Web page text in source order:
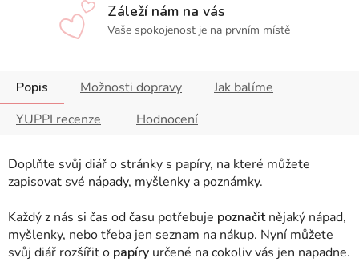
Záleží nám na vás
Vaše spokojenost je na prvním místě
Popis Možnosti dopravy
Jak balíme
YUPPI recenze
Hodnocení
Doplňte svůj diář o stránky s papíry, na které můžete
zapisovat své nápady, myšlenky a poznámky.
Každý z nás si čas od času potřebuje poznačitnějaký nápad,
myšlenky, nebo třeba jen seznam na nákup. Nyní můžete
svůj diář rozšířit o papíry určené na cokoliv vás jen napadne.